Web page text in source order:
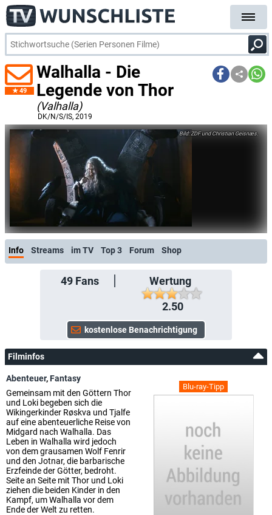
49
Walhalla - Die
Legende von Thor
(Valhalla)
DK/N/S/IS, 2019
ZDF und Christian Geisnæs.
Info Streams im TV Top 3 Forum Shop
49Fans
Wertung
2.50
Filminfos
Blu-ray-Tipp
Abenteuer,Fantasy
Gemeinsam mit den Göttern Thor
und Loki begeben sich die
Wikingerkinder Røskva und Tjalfe
auf eine abenteuerliche Reise von
Midgard nach Walhalla. Das
Leben in Walhalla wird jedoch
von dem grausamen Wolf Fenrir
und den Jotnar, die barbarische
Erzfeinde der Götter, bedroht.
Seite an Seite mit Thor und Loki
ziehen die beiden Kinder in den
Kampf, um Walhalla vor dem
Ende der Welt zu retten.